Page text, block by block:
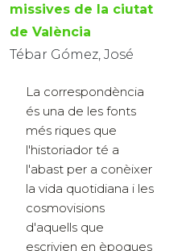
missives de la ciutat
de València
Tébar Gómez, José
La correspondència
és una de les fonts
més riques que
l'historiador té a
l'abast per a conèixer
la vida quotidiana i les
cosmovisions
d'aquells que
escrivien en èpoques